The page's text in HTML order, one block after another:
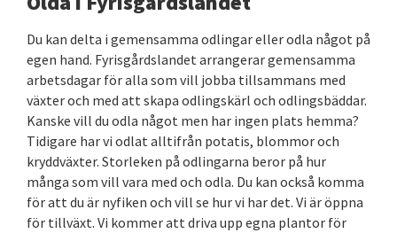
Du kan delta i gemensamma odlingar eller odla något på
egen hand. Fyrisgårdslandet arrangerar gemensamma
arbetsdagar för alla som vill jobba tillsammans med
växter och med att skapa odlingskärl och odlingsbäddar.
Kanske vill du odla något men har ingen plats hemma?
Tidigare har vi odlat alltifrån potatis, blommor och
kryddväxter. Storleken på odlingarna beror på hur
många som vill vara med och odla. Du kan också komma
för att du är nyfiken och vill se hur vi har det. Vi är öppna
för tillväxt. Vi kommer att driva upp egna plantor för